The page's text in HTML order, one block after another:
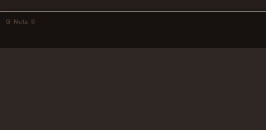
G Nula ©